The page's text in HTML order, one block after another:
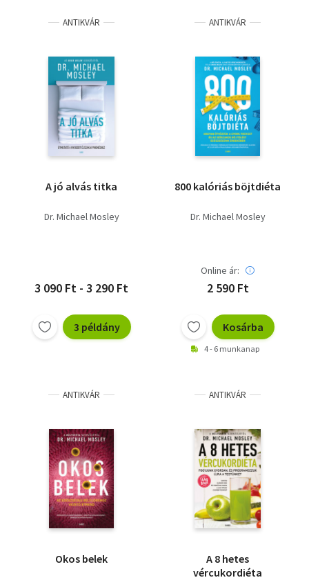
ANTIKVÁR
A jó alvás titka
Dr. Michael Mosley
3 090 Ft - 3 290 Ft
3 példány
ANTIKVÁR
800 kalóriás böjtdiéta
Dr. Michael Mosley
Online ár:
2 590 Ft
Kosárba
4 - 6 munkanap
ANTIKVÁR
Okos belek
ANTIKVÁR
A 8 hetes
vércukordiéta